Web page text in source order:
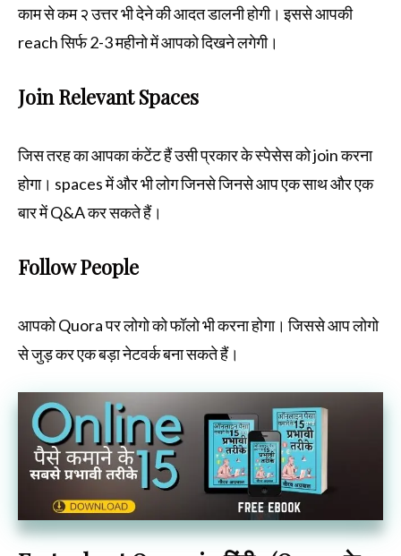
काम से कम २ उत्तर भी देने की आदत डालनी होगी। इससे आपकी
reach सिर्फ 2-3 महीनो में आपको दिखने लगेगी।
Join Relevant Spaces
जिस तरह का आपका कंटेंट हैं उसी प्रकार के स्पेसेस को join करना
होगा। spaces में और भी लोग जिनसे जिनसे आप एक साथ और एक
बार में Q&A कर सकते हैं।
Follow People
आपको Quora पर लोगो को फॉलो भी करना होगा। जिससे आप लोगो
से जुड़ कर एक बड़ा नेटवर्क बना सकते हैं।